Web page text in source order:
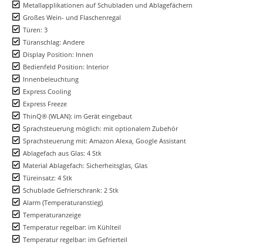
Metallapplikationen auf Schubladen und Ablagefächern
Großes Wein- und Flaschenregal
Türen: 3
Türanschlag: Andere
Display Position: Innen
Bedienfeld Position: Interior
Innenbeleuchtung
Express Cooling
Express Freeze
ThinQ® (WLAN): im Gerät eingebaut
Sprachsteuerung möglich: mit optionalem Zubehör
Sprachsteuerung mit: Amazon Alexa, Google Assistant
Ablagefach aus Glas: 4 Stk
Material Ablagefach: Sicherheitsglas, Glas
Türeinsatz: 4 Stk
Schublade Gefrierschrank: 2 Stk
Alarm (Temperaturanstieg)
Temperaturanzeige
Temperatur regelbar: im Kühlteil
Temperatur regelbar: im Gefrierteil